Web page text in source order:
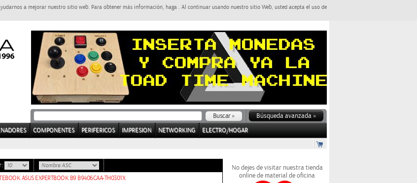
a mejorar nuestro sitio web. Para obtener más información, haga . Al continuar usando nuestro sitio Web, usted acepta el uso de
Búsqueda avanzada »
COMPONENTES PERIFERICOS IMPRESION NETWORKING ELECTRO/HOGAR
ASUS EXPERTBOOK B9 B9406CAA-TH0301X
No dejes de visitar nuestra tienda
online de material de oficina